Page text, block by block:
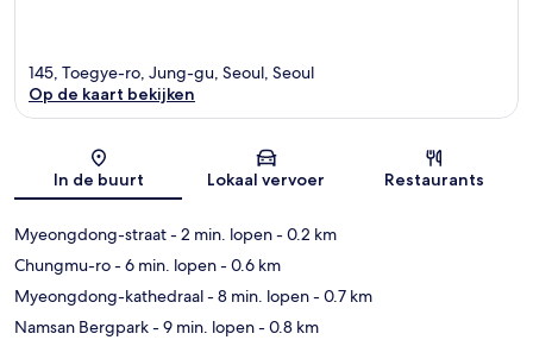
Kaart
145, Toegye-ro, Jung-gu, Seoul, Seoul
Op de kaart bekijken
In de buurt Lokaal vervoer Restaurants
Myeongdong-straat- 2 min. lopen- 0.2 km
Chungmu-ro- 6 min. lopen- 0.6 km
Myeongdong-kathedraal- 8 min. lopen- 0.7 km
Namsan Bergpark- 9 min. lopen- 0.8 km